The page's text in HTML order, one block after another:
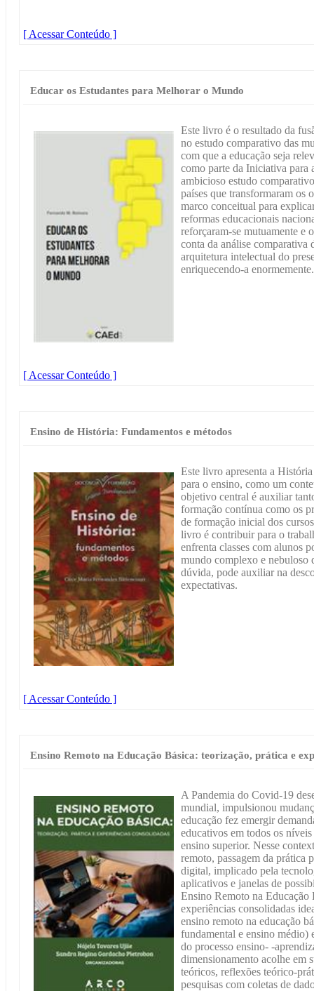
[ Acessar Conteúdo ]
Educar os Estudantes para Melhorar o Mundo
Este livro é o resultado da
no estudo comparativo das
com que a educação seja
como parte da Iniciativa para
ambicioso estudo
países que transformaram os
marco conceitual para
reformas educacionais
reforçaram-se mutuamente e
conta da análise comparativa
arquitetura intelectual do
enriquecendo-a enormemente.
[ Acessar Conteúdo ]
Ensino de História: Fundamentos e métodos
Este livro apresenta a
para o ensino, como um
objetivo central é auxiliar
formação contínua como os
de formação inicial dos
livro é contribuir para o
enfrenta classes com alunos
mundo complexo e nebuloso
dúvida, pode auxiliar na
expectativas.
[ Acessar Conteúdo ]
Ensino Remoto na Educação Básica: teorização, prática e
A Pandemia do Covid-19
mundial, impulsionou
educação fez emergir
educativos em todos os
ensino superior. Nesse
remoto, passagem da prática
digital, implicado pela
aplicativos e janelas de
Ensino Remoto na Educação
experiências consolidadas
ensino remoto na educação
fundamental e ensino médio)
do processo ensino- -
dimensionamento acolhe em
teóricos, reflexões teórico-
pesquisas com coletas de